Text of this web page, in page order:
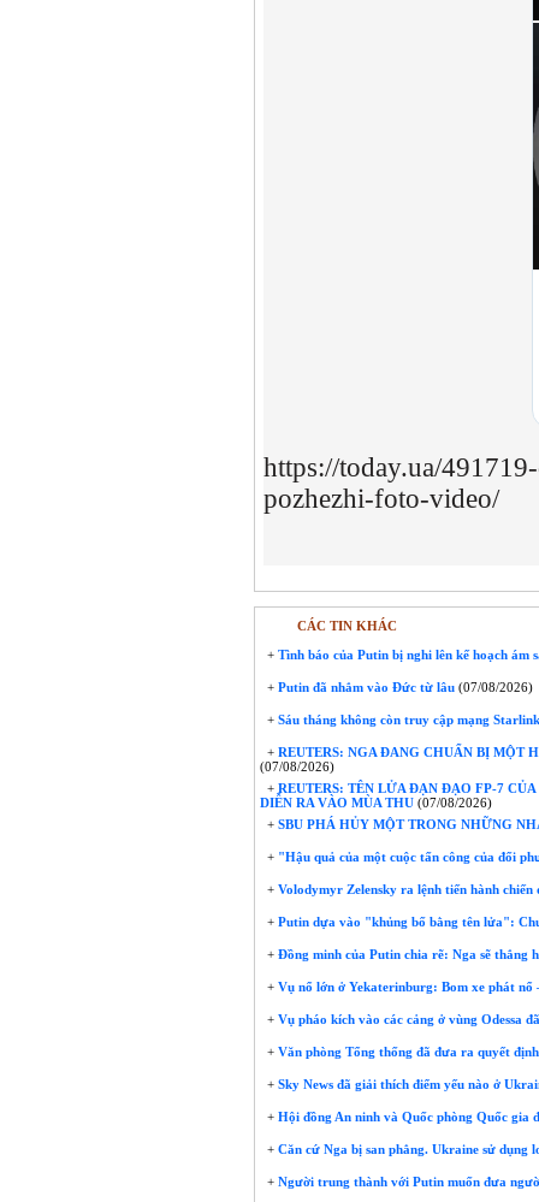
https://today.ua/
pozhezhi-foto-video/
CÁC TIN KHÁC
+ Tình báo của Putin bị nghi lên kế hoạch ám
+ Putin đã nhắm vào Đức từ lâu (07/08/2026)
+ Sáu tháng không còn truy cập mạng
+ REUTERS: NGA ĐANG CHUẨN BỊ MỘT
(07/08/2026)
+ REUTERS: TÊN LỬA ĐẠN ĐẠO FP-7
DIỄN RA VÀO MÙA THU (07/08/2026)
+ SBU PHÁ HỦY MỘT TRONG NHỮNG
+ "Hậu quả của một cuộc tấn công của đối
+ Volodymyr Zelensky ra lệnh tiến hành
+ Putin dựa vào "khủng bố bằng tên lửa":
+ Đồng minh của Putin chia rẽ: Nga sẽ thắng
+ Vụ nổ lớn ở Yekaterinburg: Bom xe phát
+ Vụ pháo kích vào các cảng ở vùng Odessa
+ Văn phòng Tổng thống đã đưa ra quyết
+ Sky News đã giải thích điểm yếu nào ở
+ Hội đồng An ninh và Quốc phòng Quốc gia
+ Căn cứ Nga bị san phẳng. Ukraine sử dụng
+ Người trung thành với Putin muốn đưa